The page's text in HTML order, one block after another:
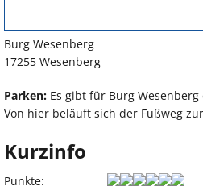
Burg Wesenberg
17255 Wesenberg
Parken: Es gibt für Burg
Von hier beläuft sich der Fußweg
Kurzinfo
Punkte: